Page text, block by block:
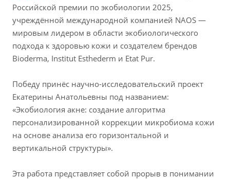
Российской премии по экобиологии 2025,
учреждённой международной компанией NAOS —
мировым лидером в области экобиологического
подхода к здоровью кожи и создателем брендов
Bioderma, Institut Esthederm и Etat Pur.
Победу принёс научно-исследовательский проект
Екатерины Анатольевны под названием:
«Экобиология акне: создание алгоритма
персонализированной коррекции микробиома кожи
на основе анализа его горизонтальной и
вертикальной структуры».
Эта работа представляет собой прорыв в понимании